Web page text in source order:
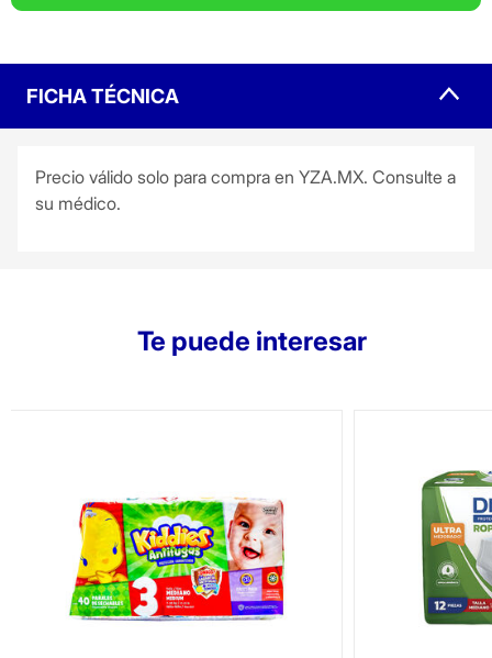
FICHA TÉCNICA
Precio válido solo para compra en YZA.MX. Consulte a
su médico.
Te puede interesar